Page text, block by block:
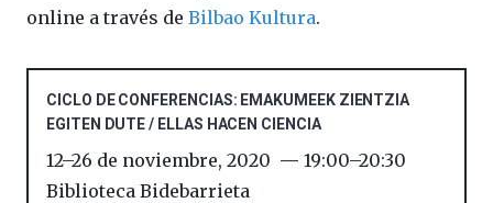
online a través de Bilbao Kultura.
CICLO DE CONFERENCIAS: EMAKUMEEK ZIENTZIA
EGITEN DUTE / ELLAS HACEN CIENCIA
12–26 de noviembre, 2020 19:00–20:30
Biblioteca Bidebarrieta